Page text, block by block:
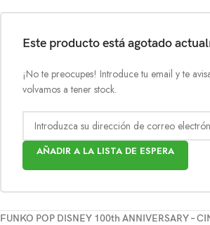
Este producto está agotado
¡No te preocupes! Introduce tu email y te
volvamos a tener stock.
AÑADIR A LA LISTA DE ESPERA
FUNKO POP DISNEY 100th ANNIVERSARY –